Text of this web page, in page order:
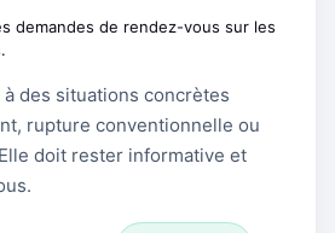
demandes de rendez-vous sur les
des situations concrètes
rupture conventionnelle ou
doit rester informative et